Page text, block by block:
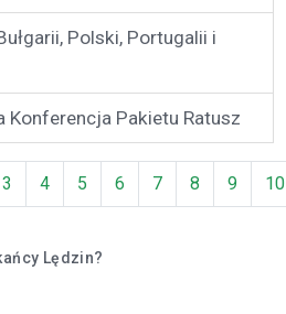
Polski, Portugalii i
Konferencja Pakietu Ratusz
Strona 2 z 27
3 4 5 6 7 8 9 10
Lędzin?